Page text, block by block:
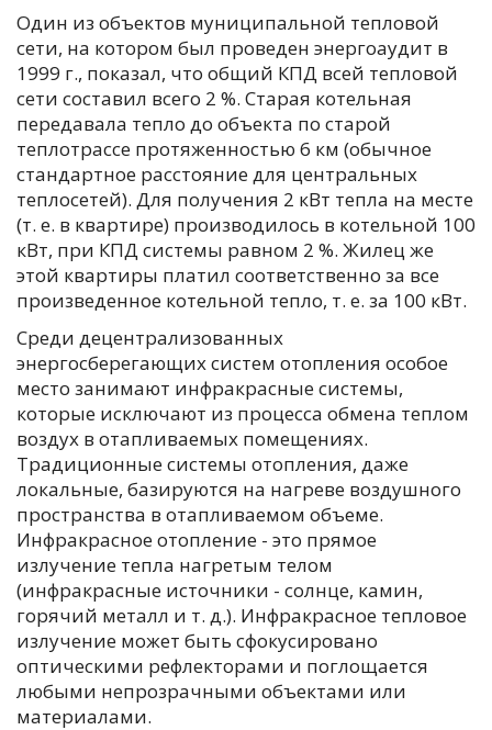
Один из объектов муниципальной тепловой
сети, на котором был проведен энергоаудит в
1999 г., показал, что общий КПД всей тепловой
сети составил всего 2 %. Старая котельная
передавала тепло до объекта по старой
теплотрассе протяженностью 6 км (обычное
стандартное расстояние для центральных
теплосетей). Для получения 2 кВт тепла на месте
(т. е. в квартире) производилось в котельной 100
кВт, при КПД системы равном 2 %. Жилец же
этой квартиры платил соответственно за все
произведенное котельной тепло, т. е. за 100 кВт.
Среди децентрализованных
энергосберегающих систем отопления особое
место занимают инфракрасные системы,
которые исключают из процесса обмена теплом
воздух в отапливаемых помещениях.
Традиционные системы отопления, даже
локальные, базируются на нагреве воздушного
пространства в отапливаемом объеме.
Инфракрасное отопление - это прямое
излучение тепла нагретым телом
(инфракрасные источники - солнце, камин,
горячий металл и т. д.). Инфракрасное тепловое
излучение может быть сфокусировано
оптическими рефлекторами и поглощается
любыми непрозрачными объектами или
материалами.